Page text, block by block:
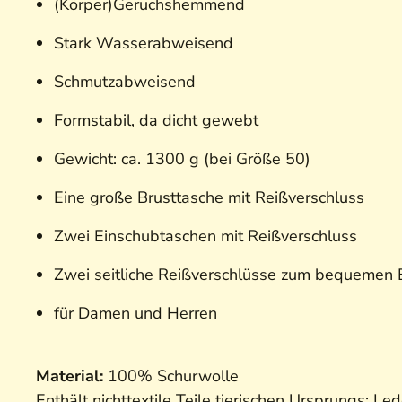
(Körper)Geruchshemmend
Stark Wasserabweisend
Schmutzabweisend
Formstabil, da dicht gewebt
Gewicht: ca. 1300 g (bei Größe 50)
Eine große Brusttasche mit Reißverschluss
Zwei Einschubtaschen mit Reißverschluss
Zwei seitliche Reißverschlüsse zum bequemen
für Damen und Herren
Material: 100% Schurwolle